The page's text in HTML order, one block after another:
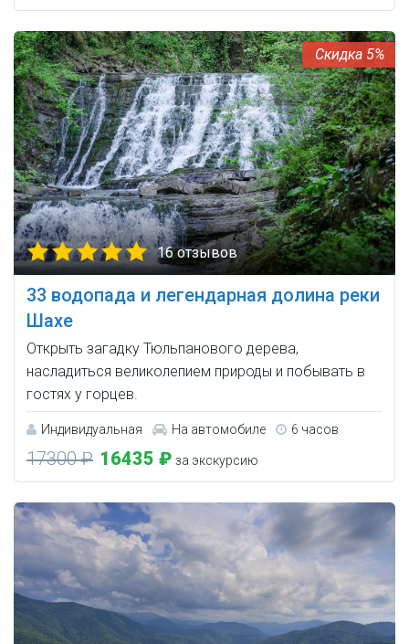
5%
16 отзывов
33 водопада и легендарная долина реки
Шахе
Открыть загадку Тюльпанового дерева,
насладиться великолепием природы и побывать в
гостях у горцев.
Индивидуальная На автомобиле 6 часов
17300 ₽ 16435 ₽ за экскурсию